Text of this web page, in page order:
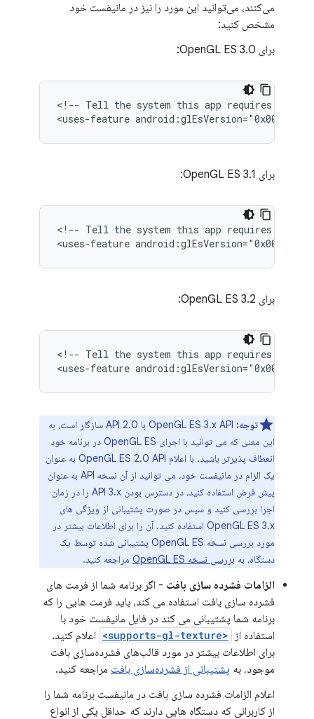
می‌کنند، می‌توانید این مورد را نیز در مانیفست خود
مشخص کنید:
برای OpenGL ES 3.0:
<!-- Tell the system this app requires
<uses-feature
برای OpenGL ES 3.1:
<!-- Tell the system this app requires
<uses-feature
برای OpenGL ES 3.2:
<!-- Tell the system this app requires
<uses-feature
توجه:
OpenGL ES 3.x API با API 2.0 سازگار است، به
این معنی که می توانید با اجرای OpenGL ES در برنامه خود
انعطاف پذیرتر باشید. با اعلام OpenGL ES 2.0 API به عنوان
یک الزام در مانیفست خود، می توانید از آن نسخه API به عنوان
پیش فرض استفاده کنید، در دسترس بودن API 3.x را در زمان
اجرا بررسی کنید و سپس در صورت پشتیبانی از ویژگی های
OpenGL ES 3.x استفاده کنید. آن را برای اطلاعات بیشتر در
مورد بررسی نسخه OpenGL ES پشتیبانی شده توسط یک
دستگاه، به بررسی نسخه OpenGL ES مراجعه کنید.
الزامات فشرده سازی بافت - اگر برنامه شما از فرمت های
فشرده سازی بافت استفاده می کند، باید فرمت هایی را که
برنامه شما پشتیبانی می کند در فایل مانیفست خود با
استفاده از
<supports-gl-texture>
اعلام کنید.
برای اطلاعات بیشتر در مورد قالب‌های فشرده‌سازی بافت
موجود، به پشتیبانی از فشرده‌سازی بافت مراجعه کنید.
اعلام الزامات فشرده سازی بافت در مانیفست برنامه شما را
از کاربرانی که دستگاه هایی دارند که حداقل یکی از انواع